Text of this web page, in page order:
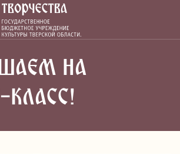
НА
КЛАСС!